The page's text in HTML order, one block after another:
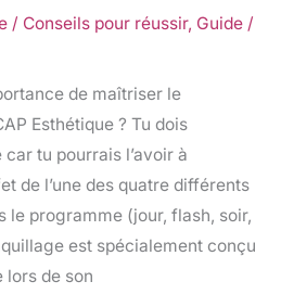
/ Conseils pour réussir, Guide /
de maîtriser le
Esthétique ? Tu dois
tu pourrais l’avoir à
de l’une des quatre différents
le programme (jour, flash, soir,
est spécialement conçu
lors de son